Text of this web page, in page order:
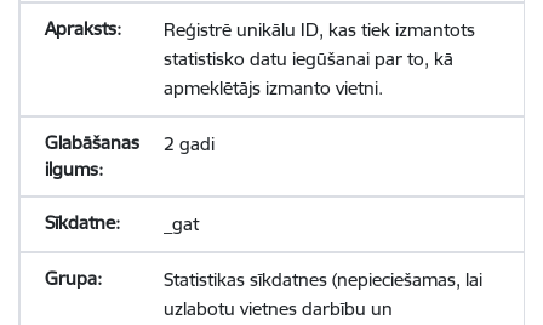
Reģistrē unikālu ID, kas tiek izmantots
statistisko datu iegūšanai par to, kā
apmeklētājs izmanto vietni.
2 gadi
_gat
Statistikas sīkdatnes (nepieciešamas, lai
uzlabotu vietnes darbību un